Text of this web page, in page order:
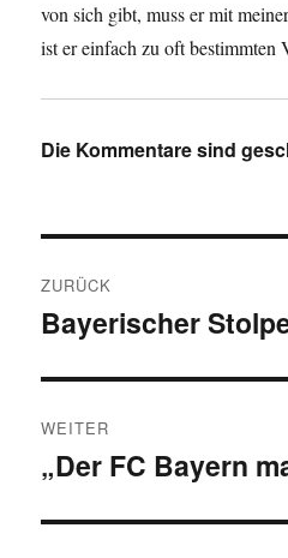
von sich gibt, muss er mit
ist er einfach zu oft bestimmten
Die Kommentare sind
ZURÜCK
Vorheriger
Bayerischer
WEITER
Nächster
„Der FC Bayern